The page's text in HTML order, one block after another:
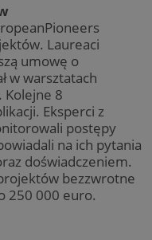
Laureaci
umowę o
w warsztatach
8
Eksperci z
postępy
na ich pytania
doświadczeniem.
bezzwrotne
250 000 euro.